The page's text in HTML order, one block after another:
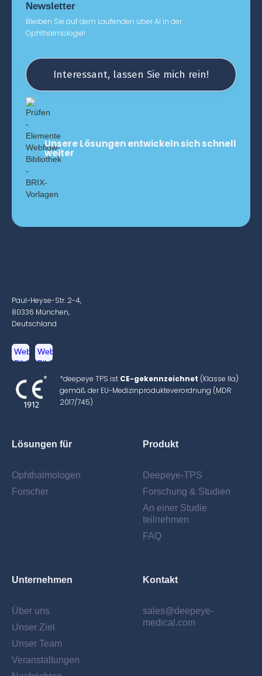
Newsletter
Bleiben Sie auf dem Laufenden über AI in der
Ophthalmologie!
Interessant, lassen Sie mich rein!
Unsere Lösungen entwickeln sich schnell
weiter
Paul-Heyse-Str. 2-4,
80336 München,
Deutschland
*deepeye TPS ist CE-gekennzeichnet (Klasse IIa)
gemäß der EU-Medizinprodukteverordnung (MDR
2017/745)
Lösungen für
Ophthalmologen
Forscher
Produkt
Deepeye-TPS
Forschung & Studien
An einer Studie
teilnehmen
FAQ
Unternehmen
Über uns
Unser Ziel
Unser Team
Veranstaltungen
Kontakt
sales@deepeye-
medical.com